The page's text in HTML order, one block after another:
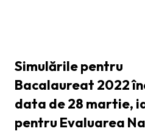
Simulările pentru
Bacalaureat 2022
data de 28 martie,
pentru Evaluarea